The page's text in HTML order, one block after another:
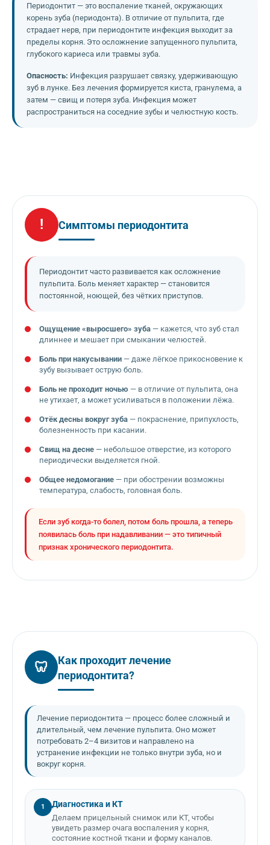
Периодонтит — это воспаление тканей, окружающих
корень зуба (периодонта). В отличие от пульпита, где
страдает нерв, при периодонтите инфекция выходит за
пределы корня. Это осложнение запущенного пульпита,
глубокого кариеса или травмы зуба.
Опасность: Инфекция разрушает связку, удерживающую
зуб в лунке. Без лечения формируется киста, гранулема, а
затем — свищ и потеря зуба. Инфекция может
распространиться на соседние зубы и челюстную кость.
! Симптомы периодонтита
Периодонтит часто развивается как осложнение
пульпита. Боль меняет характер — становится
постоянной, ноющей, без чётких приступов.
Ощущение «выросшего» зуба — кажется, что зуб стал
длиннее и мешает при смыкании челюстей.
Боль при накусывании — даже лёгкое прикосновение к
зубу вызывает острую боль.
Боль не проходит ночью — в отличие от пульпита, она
не утихает, а может усиливаться в положении лёжа.
Отёк десны вокруг зуба — покраснение, припухлость,
болезненность при касании.
Свищ на десне — небольшое отверстие, из которого
периодически выделяется гной.
Общее недомогание — при обострении возможны
температура, слабость, головная боль.
Если зуб когда-то болел, потом боль прошла, а теперь
появилась боль при надавливании — это типичный
признак хронического периодонтита.
🦷
Как проходит лечение
периодонтита?
Лечение периодонтита — процесс более сложный и
длительный, чем лечение пульпита. Оно может
потребовать 2–4 визитов и направлено на
устранение инфекции не только внутри зуба, но и
вокруг корня.
1 Диагностика и КТ
Делаем прицельный снимок или КТ, чтобы
увидеть размер очага воспаления у корня,
состояние костной ткани и форму каналов.